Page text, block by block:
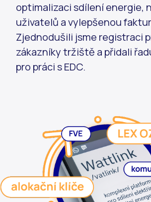
optimalizaci sdílení energie,
uživatelů a vylepšenou
Zjednodušili jsme registraci
zákazníky tržiště a přidali
pro práci s EDC.